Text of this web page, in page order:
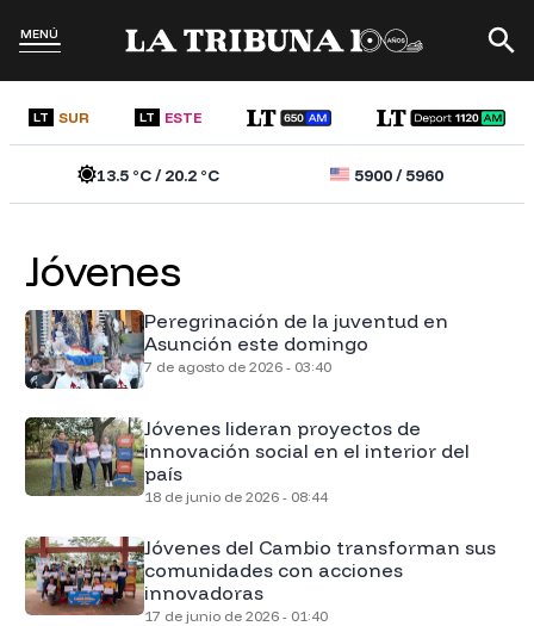
MENÚ
LT SUR LT ESTE
13.5°C /20.2°C 5900/5960
Jóvenes
Peregrinación de la juventud en
Asunción este domingo
7 de agosto de 2026 - 03:40
Jóvenes lideran proyectos de
innovación social en el interior del
país
18 de junio de 2026 - 08:44
Jóvenes del Cambio transforman sus
comunidades con acciones
innovadoras
17 de junio de 2026 - 01:40